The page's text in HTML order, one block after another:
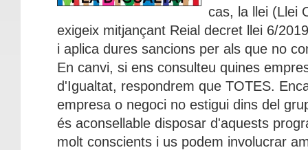
cas, la llei (Llei
exigeix mitjançant Reial decret llei 6/
i aplica dures sancions per als que no
En canvi, si ens consulteu quines
d'Igualtat, respondrem que TOTES.
empresa o negoci no estigui dins del
és aconsellable disposar d'aquests
molt conscients i us podem involucrar